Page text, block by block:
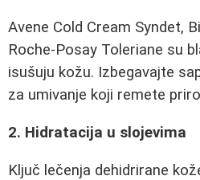
Avene Cold Cream Syndet,
Roche-Posay Toleriane su
isušuju kožu. Izbegavajte
za umivanje koji remete
2. Hidratacija u slojevima
Ključ lečenja dehidrirane